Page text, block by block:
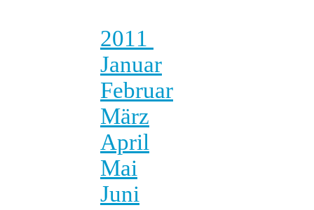
2011
Januar
Februar
März
April
Mai
Juni